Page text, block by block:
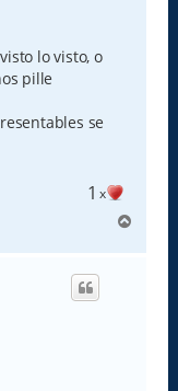
lo visto, o
pille
se
1 x
r